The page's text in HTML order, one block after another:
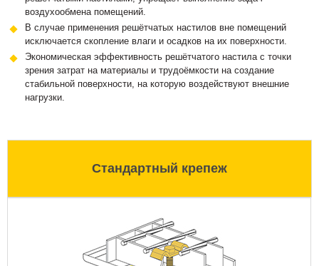
воздухообмена помещений.
В случае применения решётчатых настилов вне помещений
исключается скопление влаги и осадков на их поверхности.
Экономическая эффективность решётчатого настила с точки
зрения затрат на материалы и трудоёмкости на создание
стабильной поверхности, на которую воздействуют внешние
нагрузки.
Стандартный крепеж